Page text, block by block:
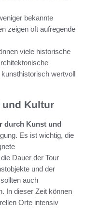
bekannte
zeigen oft aufregende
viele historische
wertvoll
und Kultur
durch Kunst und
Es ist wichtig, die
Dauer der Tour
und der
auch
In dieser Zeit können
Orte intensiv